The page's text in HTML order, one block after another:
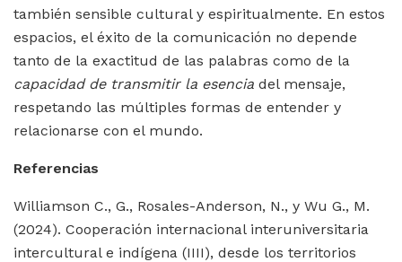
también sensible cultural y espiritualmente. En estos
espacios, el éxito de la comunicación no depende
tanto de la exactitud de las palabras como de la
capacidad de transmitir la esencia del mensaje,
respetando las múltiples formas de entender y
relacionarse con el mundo.
Referencias
Williamson C., G., Rosales-Anderson, N., y Wu G., M.
(2024). Cooperación internacional interuniversitaria
intercultural e indígena (IIII), desde los territorios